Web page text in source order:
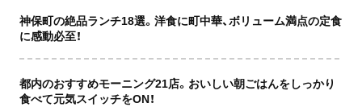
神保町の絶品ランチ18選。洋食に町中華、ボリューム満点の定食
に感動必至！
都内のおすすめモーニング21店。おいしい朝ごはんをしっかり
食べて元気スイッチをON！